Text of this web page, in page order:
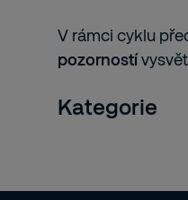
V rámci cyklu
pozorností
Kategorie